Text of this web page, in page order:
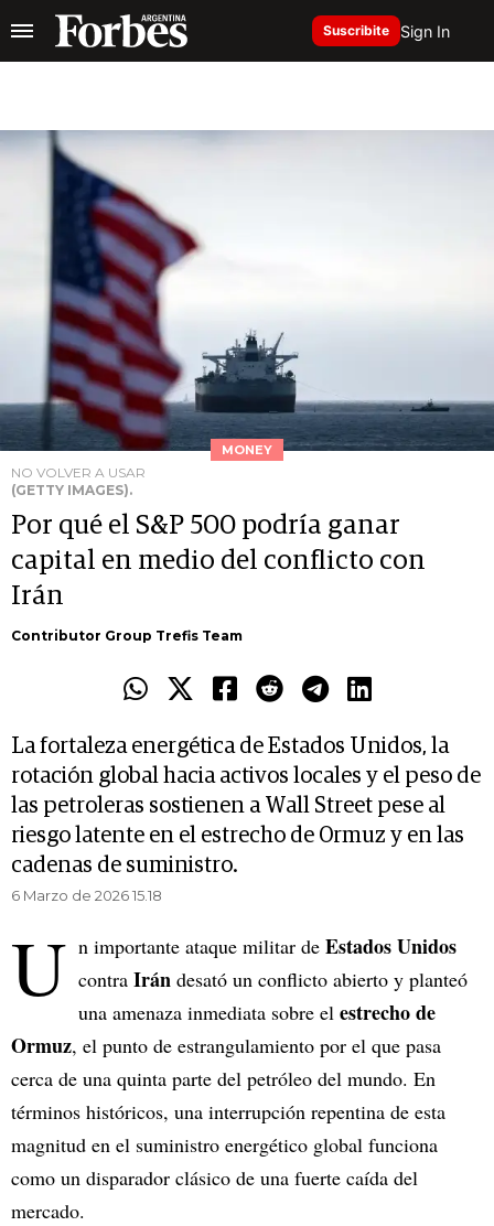
Suscribite Sign In
MONEY
NO VOLVER A USAR
(GETTY IMAGES).
Por qué el S&P 500 podría ganar
capital en medio del conflicto con
Irán
Contributor Group Trefis Team
La fortaleza energética de Estados Unidos, la
rotación global hacia activos locales y el peso de
las petroleras sostienen a Wall Street pese al
riesgo latente en el estrecho de Ormuz y en las
cadenas de suministro.
6 Marzo de 2026 15.18
U n importante ataque militar de Estados Unidos
contra Irán desató un conflicto abierto y planteó
una amenaza inmediata sobre el estrecho de
Ormuz, el punto de estrangulamiento por el que pasa
cerca de una quinta parte del petróleo del mundo. En
términos históricos, una interrupción repentina de esta
magnitud en el suministro energético global funciona
como un disparador clásico de una fuerte caída del
mercado.